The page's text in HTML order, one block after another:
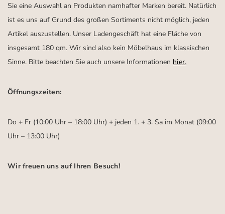
Sie eine Auswahl an Produkten namhafter Marken bereit. Natürlich
ist es uns auf Grund des großen Sortiments nicht möglich, jeden
Artikel auszustellen. Unser Ladengeschäft hat eine Fläche von
insgesamt 180 qm. Wir sind also kein Möbelhaus im klassischen
Sinne. Bitte beachten Sie auch unsere Informationen hier.
Öffnungszeiten:
Do + Fr (10:00 Uhr – 18:00 Uhr) + jeden 1. + 3. Sa im Monat (09:00
Uhr – 13:00 Uhr)
Wir freuen uns auf Ihren Besuch!